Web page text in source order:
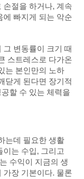
손절을 하거나, 계속
에 빠지게 되는 악순
변동률이 크기 때
스트레스로 다가온
는 본인만의 노하
닫게 된다면 장기적
할 수 있는 체력을
는데 필요한 생활
이는 수입, 그리고
수익이 지금의 생
가장 기본이다. 물론